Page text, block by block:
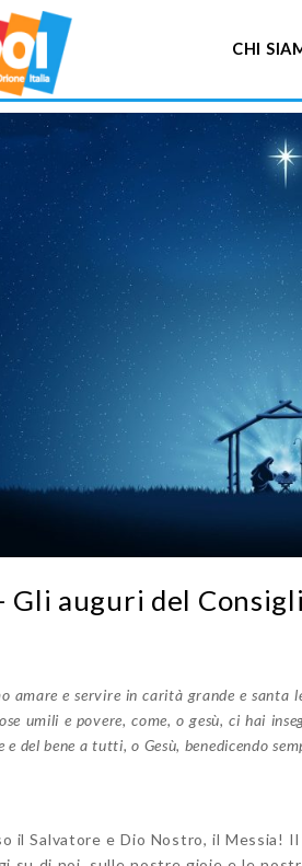
CHI
Gli auguri del
amare e servire in carità grande e santa
umili e povere, come, o gesù, ci hai
e del bene a tutti, o Gesù, benedicendo
il Salvatore e Dio Nostro, il Messia!